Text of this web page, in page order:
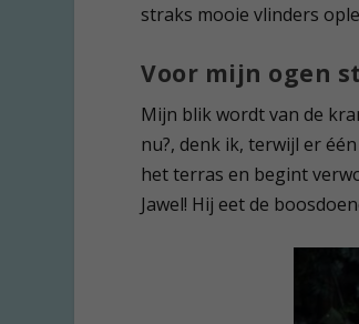
straks mooie vlinders
Voor mijn ogen
Mijn blik wordt van de
nu?, denk ik, terwijl er
het terras en begint
Jawel! Hij eet de